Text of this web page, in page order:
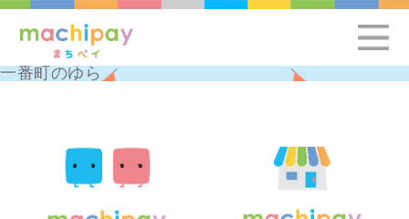
一番町のゆら